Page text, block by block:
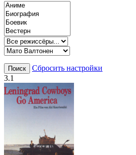
Поиск
Сбросить настройки
3.1